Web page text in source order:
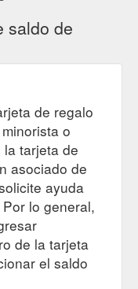
saldo de
de regalo
o
tarjeta de
asociado de
ayuda
lo general,
de la tarjeta
el saldo